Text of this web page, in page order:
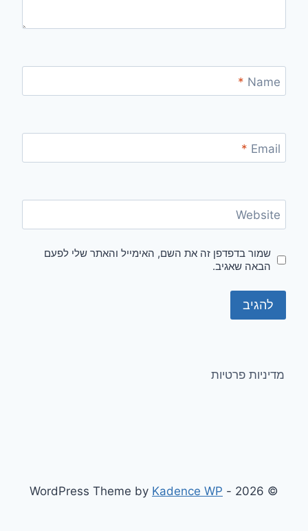
Name
*
Email
*
Website
שמור בדפדפן זה את השם, האימייל והאתר שלי לפעם
הבאה שאגיב.
מדיניות פרטיות
© 2026 - WordPress Theme by
Kadence WP